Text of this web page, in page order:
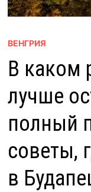
ВЕНГРИЯ
В каком
лучше
полный
советы,
в